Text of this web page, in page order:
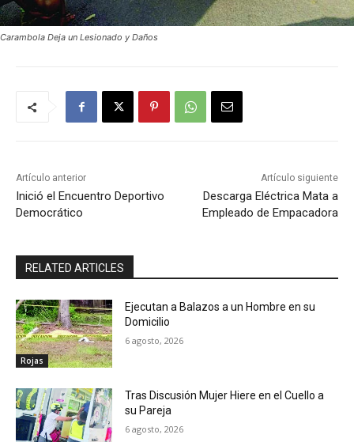
Carambola Deja un Lesionado y Daños
Artículo anterior
Inició el Encuentro Deportivo
Democrático
Artículo siguiente
Descarga Eléctrica Mata a
Empleado de Empacadora
RELATED ARTICLES
Rojas
Ejecutan a Balazos a un Hombre en su
Domicilio
6 agosto, 2026
Tras Discusión Mujer Hiere en el Cuello a
su Pareja
6 agosto, 2026